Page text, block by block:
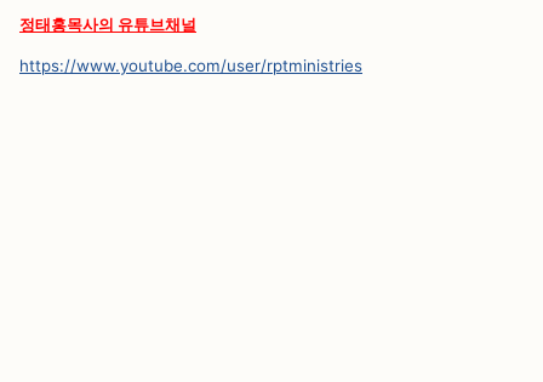
정태홍목사의 유튜브채널
https://www.youtube.com/user/rptministries